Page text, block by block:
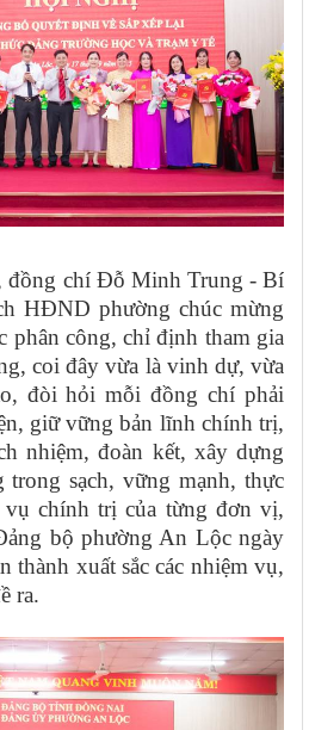
đồng chí Đỗ Minh Trung - Bí
HĐND phường chúc mừng
phân công, chỉ định tham gia
coi đây vừa là vinh dự, vừa
đòi hỏi mỗi đồng chí phải
giữ vững bản lĩnh chính trị,
nhiệm, đoàn kết, xây dựng
trong sạch, vững mạnh, thực
chính trị của từng đơn vị,
bộ phường An Lộc ngày
thành xuất sắc các nhiệm vụ,
ra.